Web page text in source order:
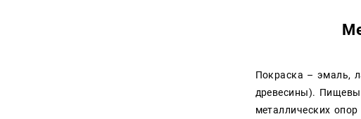
Покраска – эмаль,
древесины).
металлических